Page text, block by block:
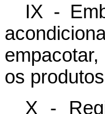
IX -
os
X -